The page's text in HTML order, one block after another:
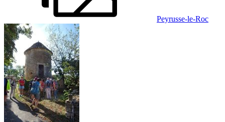
Peyrusse-le-Roc